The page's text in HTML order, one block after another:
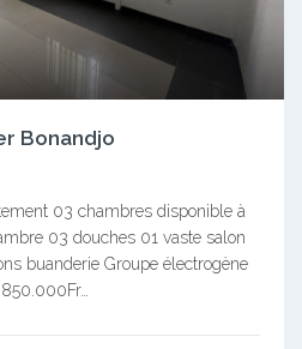
Bonandjo
03 chambres disponible à
03 douches 01 vaste salon
buanderie Groupe électrogène